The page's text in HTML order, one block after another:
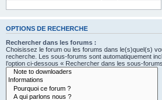
OPTIONS DE RECHERCHE
Rechercher dans les forums :
Choisissez le forum ou les forums dans le(s)quel(s)
recherche. Les sous-forums sont automatiquement
l’option ci-dessous « Rechercher dans les sous-